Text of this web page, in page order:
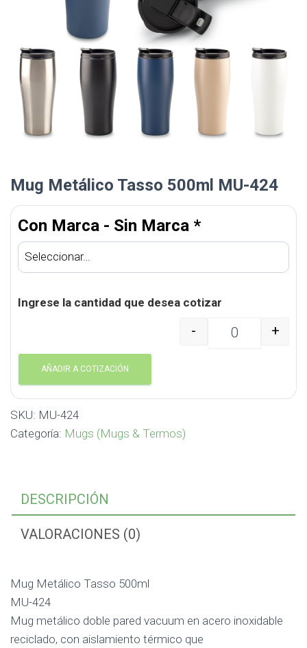
Mug Metálico Tasso 500ml MU-424
Con Marca - Sin Marca *
Ingrese la cantidad que desea cotizar
Mug Metálico Tasso
- +
AÑADIR A COTIZACIÓN
SKU: MU-424
Categoría: Mugs (Mugs & Termos)
DESCRIPCIÓN
VALORACIONES (0)
Mug Metálico Tasso 500ml
MU-424
Mug metálico doble pared vacuum en acero inoxidable
reciclado, con aislamiento térmico que